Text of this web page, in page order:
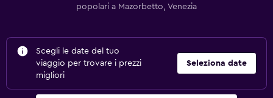
popolari a Mazorbetto, Venezia
Scegli le date del tuo
viaggio per trovare i prezzi
migliori
Seleziona date